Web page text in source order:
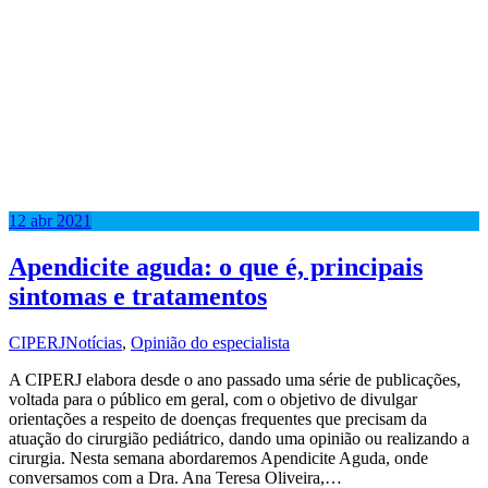
12 abr 2021
Apendicite aguda: o que é, principais
sintomas e tratamentos
CIPERJNotícias, Opinião do especialista
A CIPERJ elabora desde o ano passado uma série de publicações,
voltada para o público em geral, com o objetivo de divulgar
orientações a respeito de doenças frequentes que precisam da
atuação do cirurgião pediátrico, dando uma opinião ou realizando a
cirurgia. Nesta semana abordaremos Apendicite Aguda, onde
conversamos com a Dra. Ana Teresa Oliveira,…